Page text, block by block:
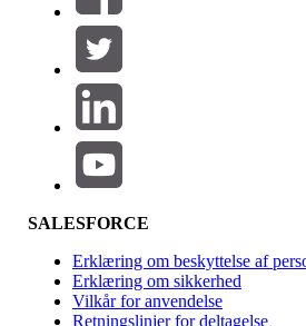
VÆLG FILTRE
Produktområde
Funktionspåvirkning
SALESFORCE
Erklæring om beskyttelse af
Erklæring om sikkerhed
Vilkår for anvendelse
Retningslinjer for deltagelse